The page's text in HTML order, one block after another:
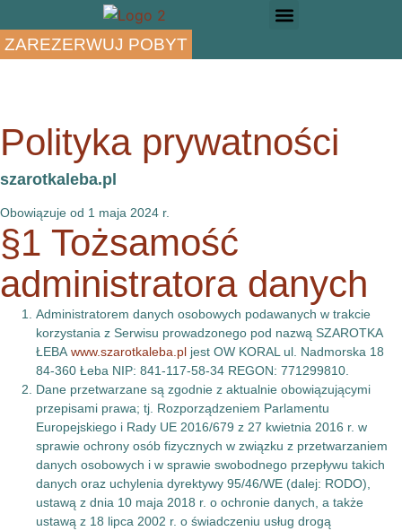
ZAREZERWUJ POBYT
Polityka prywatności
szarotkaleba.pl
Obowiązuje od 1 maja 2024 r.
§1 Tożsamość
administratora danych
Administratorem danych osobowych podawanych w trakcie
korzystania z Serwisu prowadzonego pod nazwą SZAROTKA
ŁEBA www.szarotkaleba.pl jest OW KORAL ul. Nadmorska 18
84-360 Łeba NIP: 841-117-58-34 REGON: 771299810.
Dane przetwarzane są zgodnie z aktualnie obowiązującymi
przepisami prawa; tj. Rozporządzeniem Parlamentu
Europejskiego i Rady UE 2016/679 z 27 kwietnia 2016 r. w
sprawie ochrony osób fizycznych w związku z przetwarzaniem
danych osobowych i w sprawie swobodnego przepływu takich
danych oraz uchylenia dyrektywy 95/46/WE (dalej: RODO),
ustawą z dnia 10 maja 2018 r. o ochronie danych, a także
ustawą z 18 lipca 2002 r. o świadczeniu usług drogą